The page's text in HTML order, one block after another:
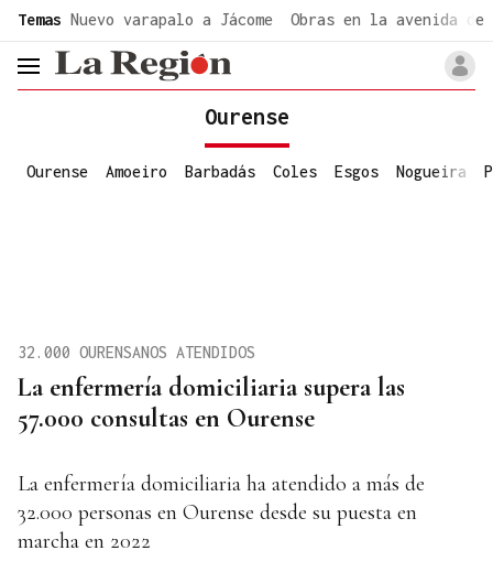
Temas Nuevo varapalo a Jácome Obras en la avenida de
header.menu.open
Ourense
Ourense Amoeiro Barbadás Coles Esgos Nogueira
La enfermería domiciliaria supera las
57.000 consultas en Ourense
32.000 OURENSANOS ATENDIDOS
La enfermería domiciliaria ha atendido a más de
32.000 personas en Ourense desde su puesta en
marcha en 2022